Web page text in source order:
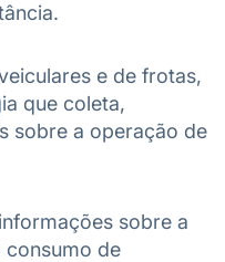
e de frotas,
que coleta,
sobre a operação de
sobre a
consumo de